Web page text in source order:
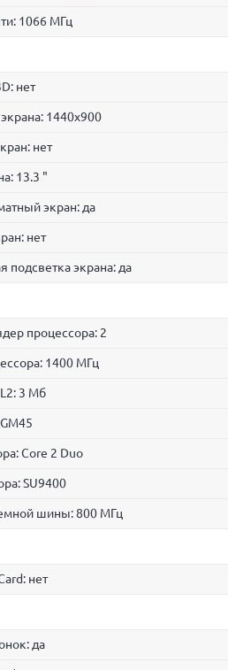
1066 МГц
нет
1440x900
нет
13.3 "
экран: да
нет
подсветка экрана: да
процессора: 2
1400 МГц
3 Мб
Core 2 Duo
SU9400
шины: 800 МГц
нет
да